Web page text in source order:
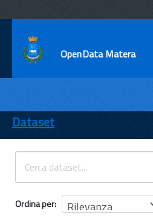
OpenData Matera
ENTI
TEMI
INFORMAZIONI
Dataset
Ordina per